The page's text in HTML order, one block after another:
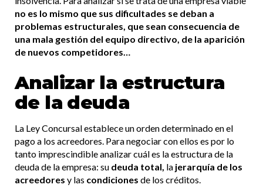
no es lo mismo que sus dificultades se deban a
problemas estructurales, que sean consecuencia de
una mala gestión del equipo directivo, de la aparición
de nuevos competidores…
Analizar la estructura
de la deuda
La Ley Concursal establece un orden determinado en el
pago a los acreedores. Para negociar con ellos es por lo
tanto imprescindible analizar cuál es la estructura de la
deuda de la empresa: su deuda total, la jerarquía de los
acreedores y las condiciones de los créditos.